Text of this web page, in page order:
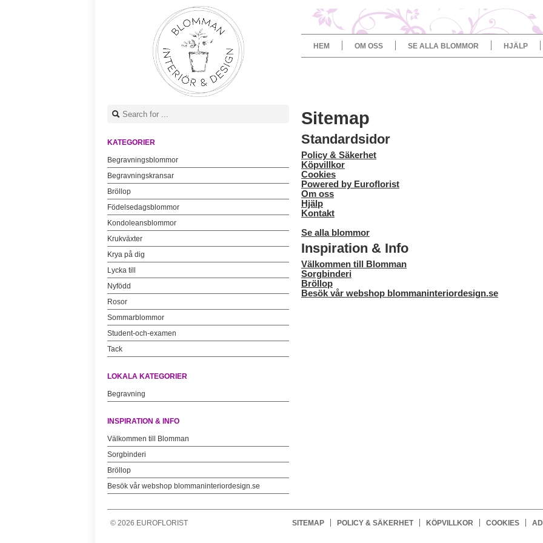
HEM OM OSS SE ALLA BLOMMOR HJÄLP
KATEGORIER
Begravningsblommor
Begravningskransar
Bröllop
Födelsedagsblommor
Kondoleansblommor
Krukväxter
Krya på dig
Lycka till
Nyfödd
Rosor
Sommarblommor
Student-och-examen
Tack
LOKALA KATEGORIER
Begravning
INSPIRATION & INFO
Välkommen till Blomman
Sorgbinderi
Bröllop
Besök vår webshop blommaninteriordesign.se
Sitemap
Standardsidor
Policy & Säkerhet
Köpvillkor
Cookies
Powered by Euroflorist
Om oss
Hjälp
Kontakt
Se alla blommor
Inspiration & Info
Välkommen till Blomman
Sorgbinderi
Bröllop
Besök vår webshop blommaninteriordesign.se
© 2026 EUROFLORIST SITEMAP POLICY & SÄKERHET KÖPVILLKOR COOKIES